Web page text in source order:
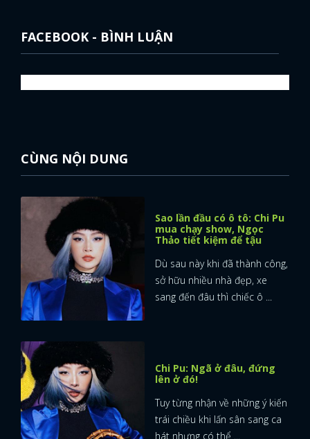
FACEBOOK - BÌNH LUẬN
CÙNG NỘI DUNG
Sao lần đầu có ô tô: Chi Pu
mua chạy show, Ngọc
Thảo tiết kiệm để tậu
Dù sau này khi đã thành công,
sở hữu nhiều nhà đẹp, xe
sang đến đâu thì chiếc ô ...
Chi Pu: Ngã ở đâu, đứng
lên ở đó!
Tuy từng nhận về những ý kiến
trái chiều khi lấn sân sang ca
hát nhưng có thể ...